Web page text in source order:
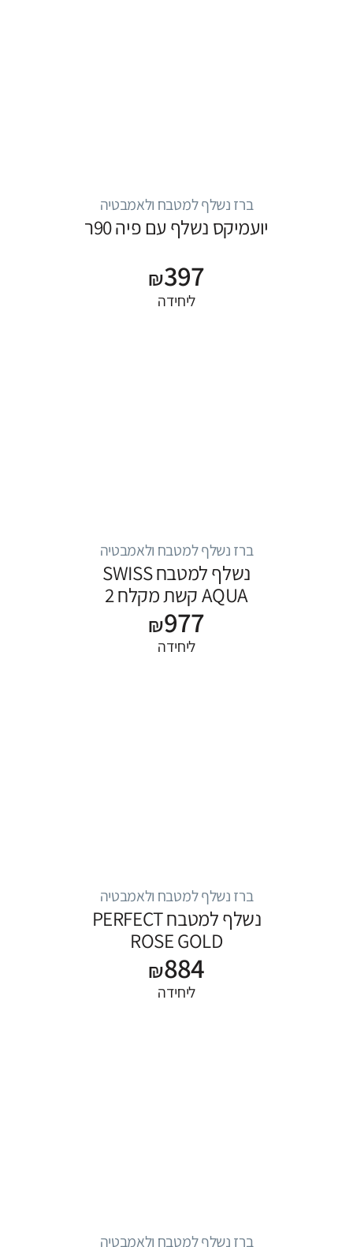
ברז נשלף למטבח ולאמבטיה
יועמיקס נשלף עם פיה 90ר
₪397
ליחידה
ברז נשלף למטבח ולאמבטיה
נשלף למטבח SWISS
AQUA קשת מקלח 2
מצבים משולב שחור
₪977
ליחידה
ברז נשלף למטבח ולאמבטיה
נשלף למטבח PERFECT
ROSE GOLD
₪884
ליחידה
ברז נשלף למטבח ולאמבטיה